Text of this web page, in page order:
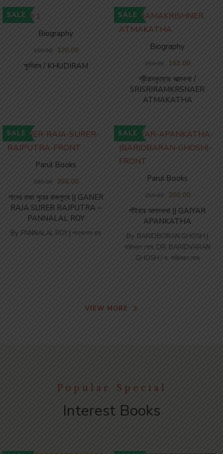
SALE
ক্ষুদিরাম / KHUDIRAM
Biography
150.00 120.00
SALE
শ্রীরামকৃষ্ণের আত্মকথা /
SRISRIRAMKRSNAER
ATMAKATHA
Biography
250.00 163.00
SALE
গানের রাজা সুরের রাজপুত্র || GANER
RAJA SURER RAJPUTRA –
PANNALAL ROY
Parul Books
380.00 266.00
By PANNALAL ROY | পান্নালাল রায়
SALE
গাঁইয়ার আপনকথা || GAIYAR
APANKATHA
Parul Books
250.00 200.00
By BARIDBORAN GHOSH |
বারিদবরণ ঘোষ, DR. BARIDVARAN
GHOSH / ড. বারিদবরণ ঘোষ
VIEW MORE
Popular Special
Interest Books